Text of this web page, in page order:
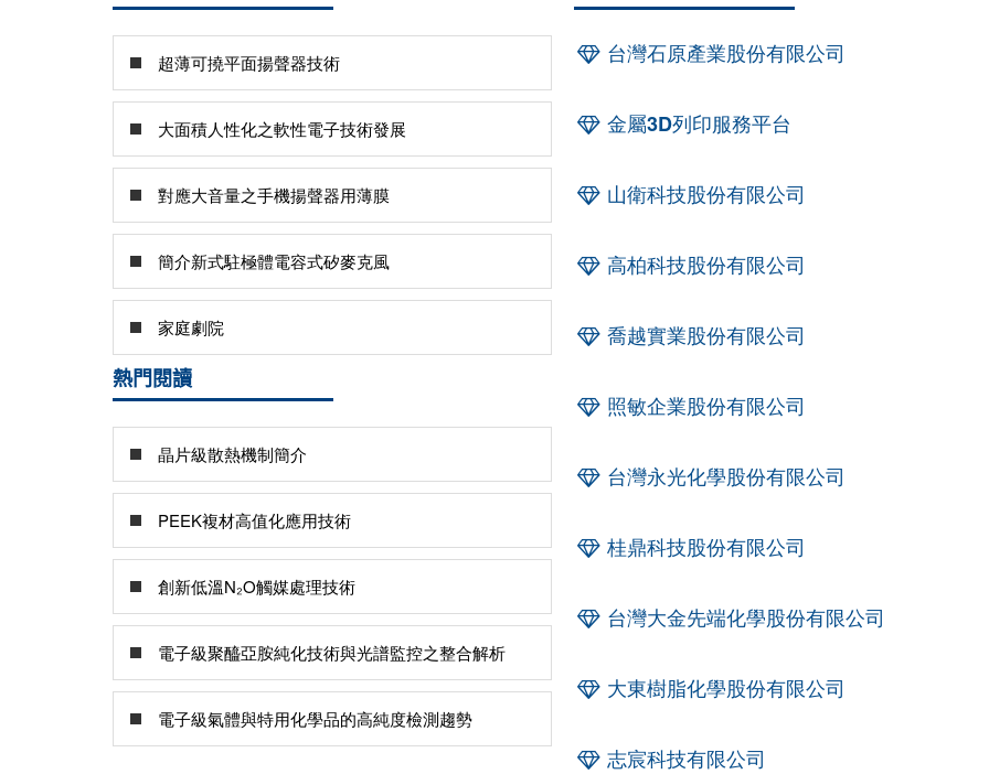
超薄可撓平面揚聲器技術
大面積人性化之軟性電子技術發展
對應大音量之手機揚聲器用薄膜
簡介新式駐極體電容式矽麥克風
家庭劇院
熱門閱讀
晶片級散熱機制簡介
PEEK複材高值化應用技術
創新低溫N₂O觸媒處理技術
電子級聚醯亞胺純化技術與光譜監控之整合解析
電子級氣體與特用化學品的高純度檢測趨勢
台灣石原產業股份有限公司
金屬3D列印服務平台
山衛科技股份有限公司
高柏科技股份有限公司
喬越實業股份有限公司
照敏企業股份有限公司
台灣永光化學股份有限公司
桂鼎科技股份有限公司
台灣大金先端化學股份有限公司
大東樹脂化學股份有限公司
志宸科技有限公司